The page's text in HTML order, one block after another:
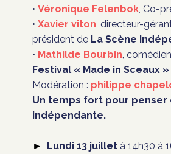
• Véronique Felenbok, Co-
• Xavier viton , directeur-
président de La Scène
• Mathilde Bourbin ,
Festival « Made in Sceaux »
Modération : philippe
Un temps fort pour
indépendante.
► Lundi 13 juilletà 14h30 à